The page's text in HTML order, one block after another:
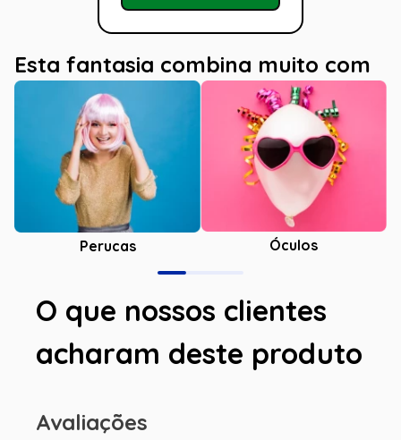
Esta fantasia combina muito com
Perucas Óculos
O que nossos clientes
acharam deste produto
Avaliações